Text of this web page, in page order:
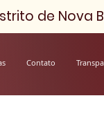
Contato
de Nova